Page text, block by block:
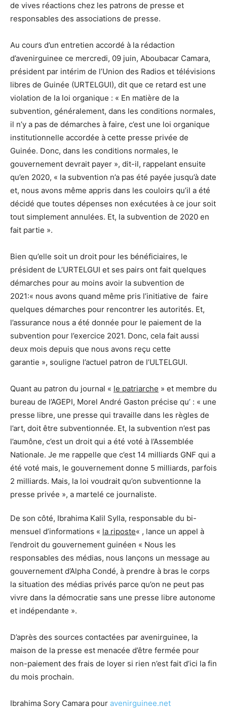
de vives réactions chez les patrons de presse et
responsables des associations de presse.
Au cours d’un entretien accordé à la rédaction
d’avenirguinee ce mercredi, 09 juin, Aboubacar Camara,
président par intérim de l’Union des Radios et télévisions
libres de Guinée (URTELGUI), dit que ce retard est une
violation de la loi organique : « En matière de la
subvention, généralement, dans les conditions normales,
il n’y a pas de démarches à faire, c’est une loi organique
institutionnelle accordée à cette presse privée de
Guinée. Donc, dans les conditions normales, le
gouvernement devrait payer », dit-il, rappelant ensuite
qu’en 2020, « la subvention n’a pas été payée jusqu’à date
et, nous avons même appris dans les couloirs qu’il a été
décidé que toutes dépenses non exécutées à ce jour soit
tout simplement annulées. Et, la subvention de 2020 en
fait partie ».
Bien qu’elle soit un droit pour les bénéficiaires, le
président de L’URTELGUI et ses pairs ont fait quelques
démarches pour au moins avoir la subvention de
2021:« nous avons quand même pris l’initiative de faire
quelques démarches pour rencontrer les autorités. Et,
l’assurance nous a été donnée pour le paiement de la
subvention pour l’exercice 2021. Donc, cela fait aussi
deux mois depuis que nous avons reçu cette
garantie », souligne l’actuel patron de l’ULTELGUI.
Quant au patron du journal « le patriarche » et membre du
bureau de l’AGEPI, Morel André Gaston précise qu’ : « une
presse libre, une presse qui travaille dans les règles de
l’art, doit être subventionnée. Et, la subvention n’est pas
l’aumône, c’est un droit qui a été voté à l’Assemblée
Nationale. Je me rappelle que c’est 14 milliards GNF qui a
été voté mais, le gouvernement donne 5 milliards, parfois
2 milliards. Mais, la loi voudrait qu’on subventionne la
presse privée », a martelé ce journaliste.
De son côté, Ibrahima Kalil Sylla, responsable du bi-
mensuel d’informations « la riposte« , lance un appel à
l’endroit du gouvernement guinéen « Nous les
responsables des médias, nous lançons un message au
gouvernement d’Alpha Condé, à prendre à bras le corps
la situation des médias privés parce qu’on ne peut pas
vivre dans la démocratie sans une presse libre autonome
et indépendante ».
D’après des sources contactées par avenirguinee, la
maison de la presse est menacée d’être fermée pour
non-paiement des frais de loyer si rien n’est fait d’ici la fin
du mois prochain.
Ibrahima Sory Camara pour avenirguinee.net